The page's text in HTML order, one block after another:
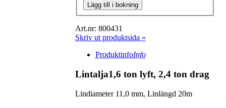
Lägg till i bokning
Art.nr: 800431
Skriv ut produktsida »
ProduktinfoInfo
Lintalja1,6 ton lyft, 2,4 ton drag
Lindiameter 11,0 mm, Linlängd 20m